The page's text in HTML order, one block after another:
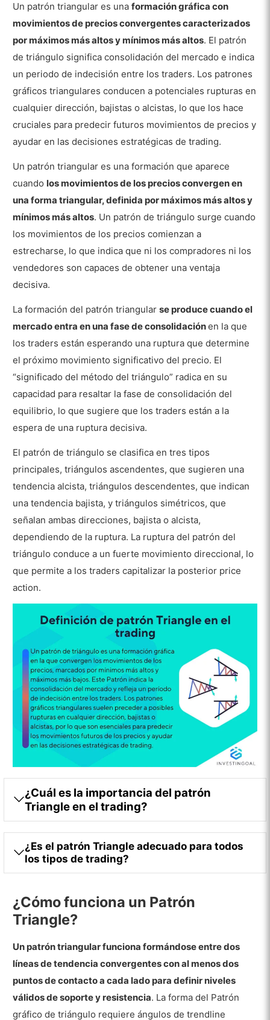
2. Symmetrical Triangle (triángulo
simétrico)
3. Descending Triangle (triángulo
descendente)
¿Cómo operar con Patrones Triangle?
¿Qué estrategias de trading son
adecuadas para el patrón Triangle?
¿Cuándo operar con un Patrón Triangle?
¿Qué fiabilidad tienen los Patrones
Triangle en el trading?
¿Utilizan siempre los traders los
Patrones Triangle?
análisis técnico?
¿Cómo cambia el Patrón Triangular
¿Cómo cambia el Patrón Triangle en
el trading bursátil?
¿Cómo cambia el Patrón Triangle en
el trading de criptomonedas?
¿Cuál es el porcentaje de éxito del Patrón
Triangle?
¿Son precisos los Patrones Triangle?
¿En qué tipos de plataformas pueden utilizar
los traders los patrones gráficos de triángulos?
¿Cuáles son las ventajas de los Patrones
Triangle?
¿Cuáles son las desventajas de los Patrones
Triangle?
Un patrón triangular es unaformación gráfica con
movimientos de precios convergentes caracterizados
por máximos más altos y mínimos más altos. El patrón
de triángulo significa consolidación del mercado e indica
un periodo de indecisión entre los traders. Los patrones
gráficos triangulares conducen a potenciales rupturas en
cualquier dirección, bajistas o alcistas, lo que los hace
cruciales para predecir futuros movimientos de precios y
ayudar en las decisiones estratégicas de trading.
Un patrón triangular es una formación que aparece
cuando los movimientos de los precios convergen en
una forma triangular, definida por máximos más altos y
mínimos más altos. Un patrón de triángulo surge cuando
los movimientos de los precios comienzan a
estrecharse, lo que indica que ni los compradores ni los
vendedores son capaces de obtener una ventaja
decisiva.
La formación del patrón triangularse produce cuando el
mercado entra en una fase de consolidaciónen la que
los traders están esperando una ruptura que determine
el próximo movimiento significativo del precio. El
“significado del método del triángulo” radica en su
capacidad para resaltar la fase de consolidación del
equilibrio, lo que sugiere que los traders están a la
espera de una ruptura decisiva.
El patrón de triángulo se clasifica en tres tipos
principales, triángulos ascendentes, que sugieren una
tendencia alcista, triángulos descendentes, que indican
una tendencia bajista, y triángulos simétricos, que
señalan ambas direcciones, bajista o alcista,
dependiendo de la ruptura. La ruptura del patrón del
triángulo conduce a un fuerte movimiento direccional, lo
que permite a los traders capitalizar la posterior price
action.
¿Cuál es la importancia del patrón
Triangle en el trading?
¿Es el patrón Triangle adecuado para todos
los tipos de trading?
¿Cómo funciona un Patrón
Triangle?
Un patrón triangular funciona formándose entre dos
líneas de tendencia convergentes con al menos dos
puntos de contacto a cada lado para definir niveles
válidos de soporte y resistencia. La forma del Patrón
gráfico de triángulo requiere ángulos de trendline